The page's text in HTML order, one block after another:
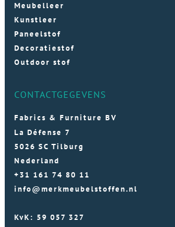
Meubelleer
Kunstleer
Paneelstof
Decoratiestof
Outdoor stof
CONTACTGEGEVENS
Fabrics & Furniture BV
La Défense 7
5026 SC Tilburg
Nederland
+31 161 74 80 11
info@merkmeubelstoffen.nl
KvK: 59 057 327